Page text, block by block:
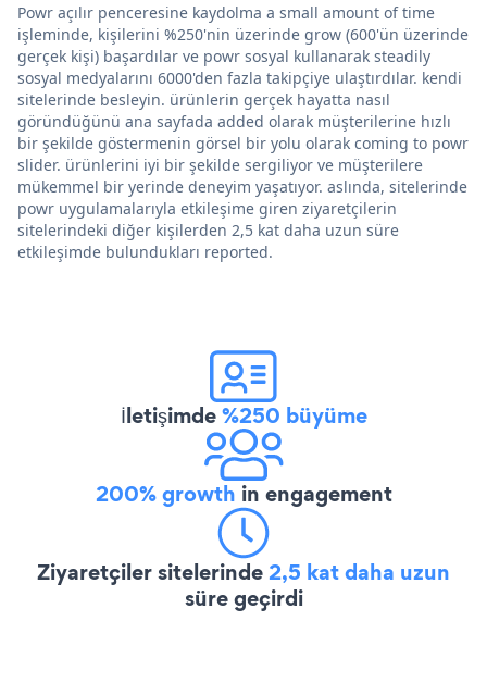
Powr açılır penceresine kaydolma a small amount of time
işleminde, kişilerini %250'nin üzerinde grow (600'ün üzerinde
gerçek kişi) başardılar ve powr sosyal kullanarak steadily
sosyal medyalarını 6000'den fazla takipçiye ulaştırdılar. kendi
sitelerinde besleyin. ürünlerin gerçek hayatta nasıl
göründüğünü ana sayfada added olarak müşterilerine hızlı
bir şekilde göstermenin görsel bir yolu olarak coming to powr
slider. ürünlerini iyi bir şekilde sergiliyor ve müşterilere
mükemmel bir yerinde deneyim yaşatıyor. aslında, sitelerinde
powr uygulamalarıyla etkileşime giren ziyaretçilerin
sitelerindeki diğer kişilerden 2,5 kat daha uzun süre
etkileşimde bulundukları reported.
İletişimde%250 büyüme
200% growth in engagement
Ziyaretçiler sitelerinde2,5 kat daha uzun
süre geçirdi